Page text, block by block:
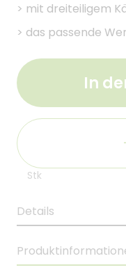
> mit dreiteiligem
> das passende
In
Stk
Details